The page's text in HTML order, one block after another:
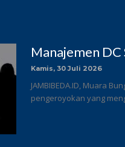
Manajemen
Kamis, 30 Juli 2026
JAMBIBEDA.ID, Muara
pengeroyokan yang